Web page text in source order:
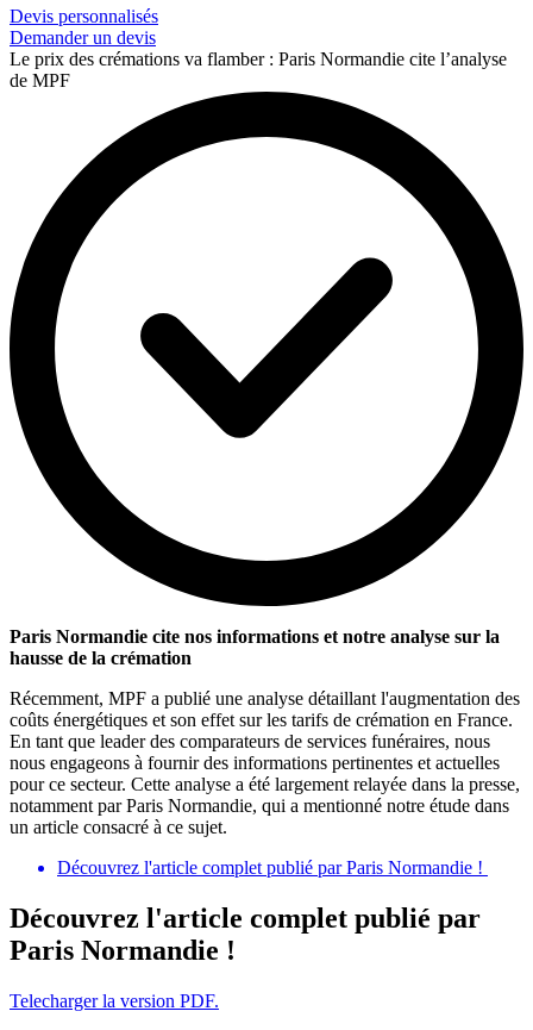
Devis personnalisés
Demander un devis
Le prix des crémations va flamber : Paris Normandie cite l’analyse
de MPF
Paris Normandie cite nos informations et notre analyse sur la
hausse de la crémation
Récemment, MPF a publié une analyse détaillant l'augmentation des
coûts énergétiques et son effet sur les tarifs de crémation en France.
En tant que leader des comparateurs de services funéraires, nous
nous engageons à fournir des informations pertinentes et actuelles
pour ce secteur. Cette analyse a été largement relayée dans la presse,
notamment par Paris Normandie, qui a mentionné notre étude dans
un article consacré à ce sujet.
Découvrez l'article complet publié par Paris Normandie !
Découvrez l'article complet publié par
Paris Normandie !
Telecharger la version PDF.